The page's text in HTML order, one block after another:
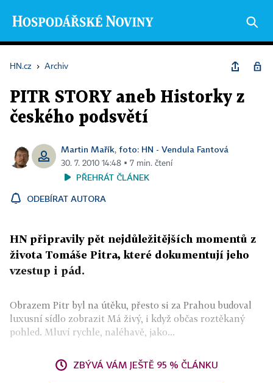
HN.cz › Archiv
PITR STORY aneb Historky z
českého podsvětí
Martin Mařík, foto: HN - Vendula Fantová
30. 7. 2010 14:48 ▪ 7 min. čtení
PŘEHRÁT ČLÁNEK
ODEBÍRAT AUTORA
HN připravily pět nejdůležitějších momentů z
života Tomáše Pitra, které dokumentují jeho
vzestup i pád.
Obrazem Pitr byl na útěku, přesto si za Prahou budoval
luxusní sídlo zobrazit Má živý, i když občas roztěkaný
pohled. Mluví rychle, naléhavě, jako...
ZBÝVÁ VÁM JEŠTĚ 95 % ČLÁNKU